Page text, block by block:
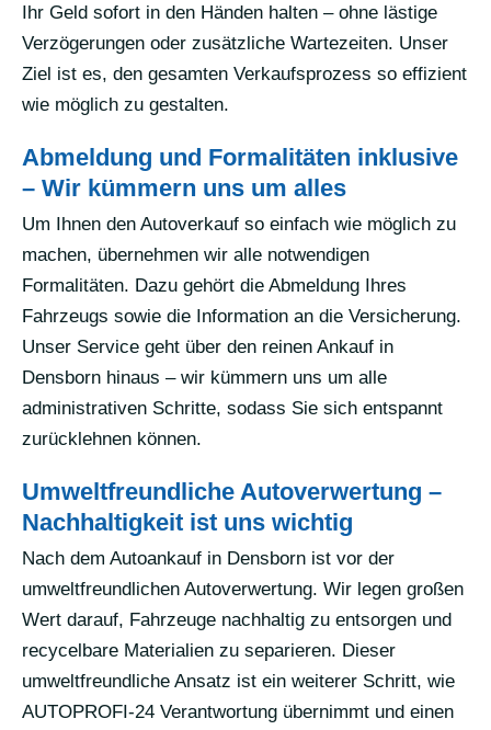
Ihr Geld sofort in den Händen halten – ohne lästige
Verzögerungen oder zusätzliche Wartezeiten. Unser
Ziel ist es, den gesamten Verkaufsprozess so effizient
wie möglich zu gestalten.
Abmeldung und Formalitäten inklusive
– Wir kümmern uns um alles
Um Ihnen den Autoverkauf so einfach wie möglich zu
machen, übernehmen wir alle notwendigen
Formalitäten. Dazu gehört die Abmeldung Ihres
Fahrzeugs sowie die Information an die Versicherung.
Unser Service geht über den reinen Ankauf in
Densborn hinaus – wir kümmern uns um alle
administrativen Schritte, sodass Sie sich entspannt
zurücklehnen können.
Umweltfreundliche Autoverwertung –
Nachhaltigkeit ist uns wichtig
Nach dem Autoankauf in Densborn ist vor der
umweltfreundlichen Autoverwertung. Wir legen großen
Wert darauf, Fahrzeuge nachhaltig zu entsorgen und
recycelbare Materialien zu separieren. Dieser
umweltfreundliche Ansatz ist ein weiterer Schritt, wie
AUTOPROFI-24 Verantwortung übernimmt und einen